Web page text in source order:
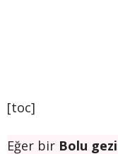
[toc]
Eğer bir Bolu